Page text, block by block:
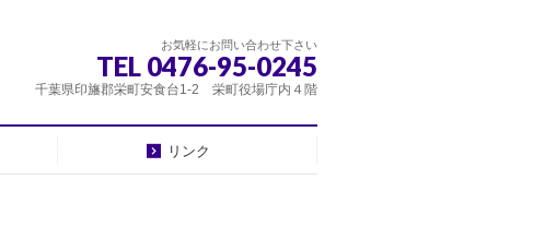
お気軽にお問い合わせ下さい
TEL 0476-95-0245
千葉県印旛郡栄町安食台1-2 栄町役場庁内４階
リンク